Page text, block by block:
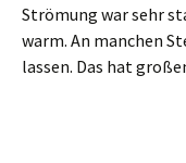
Strömung war sehr
warm. An manchen
lassen. Das hat